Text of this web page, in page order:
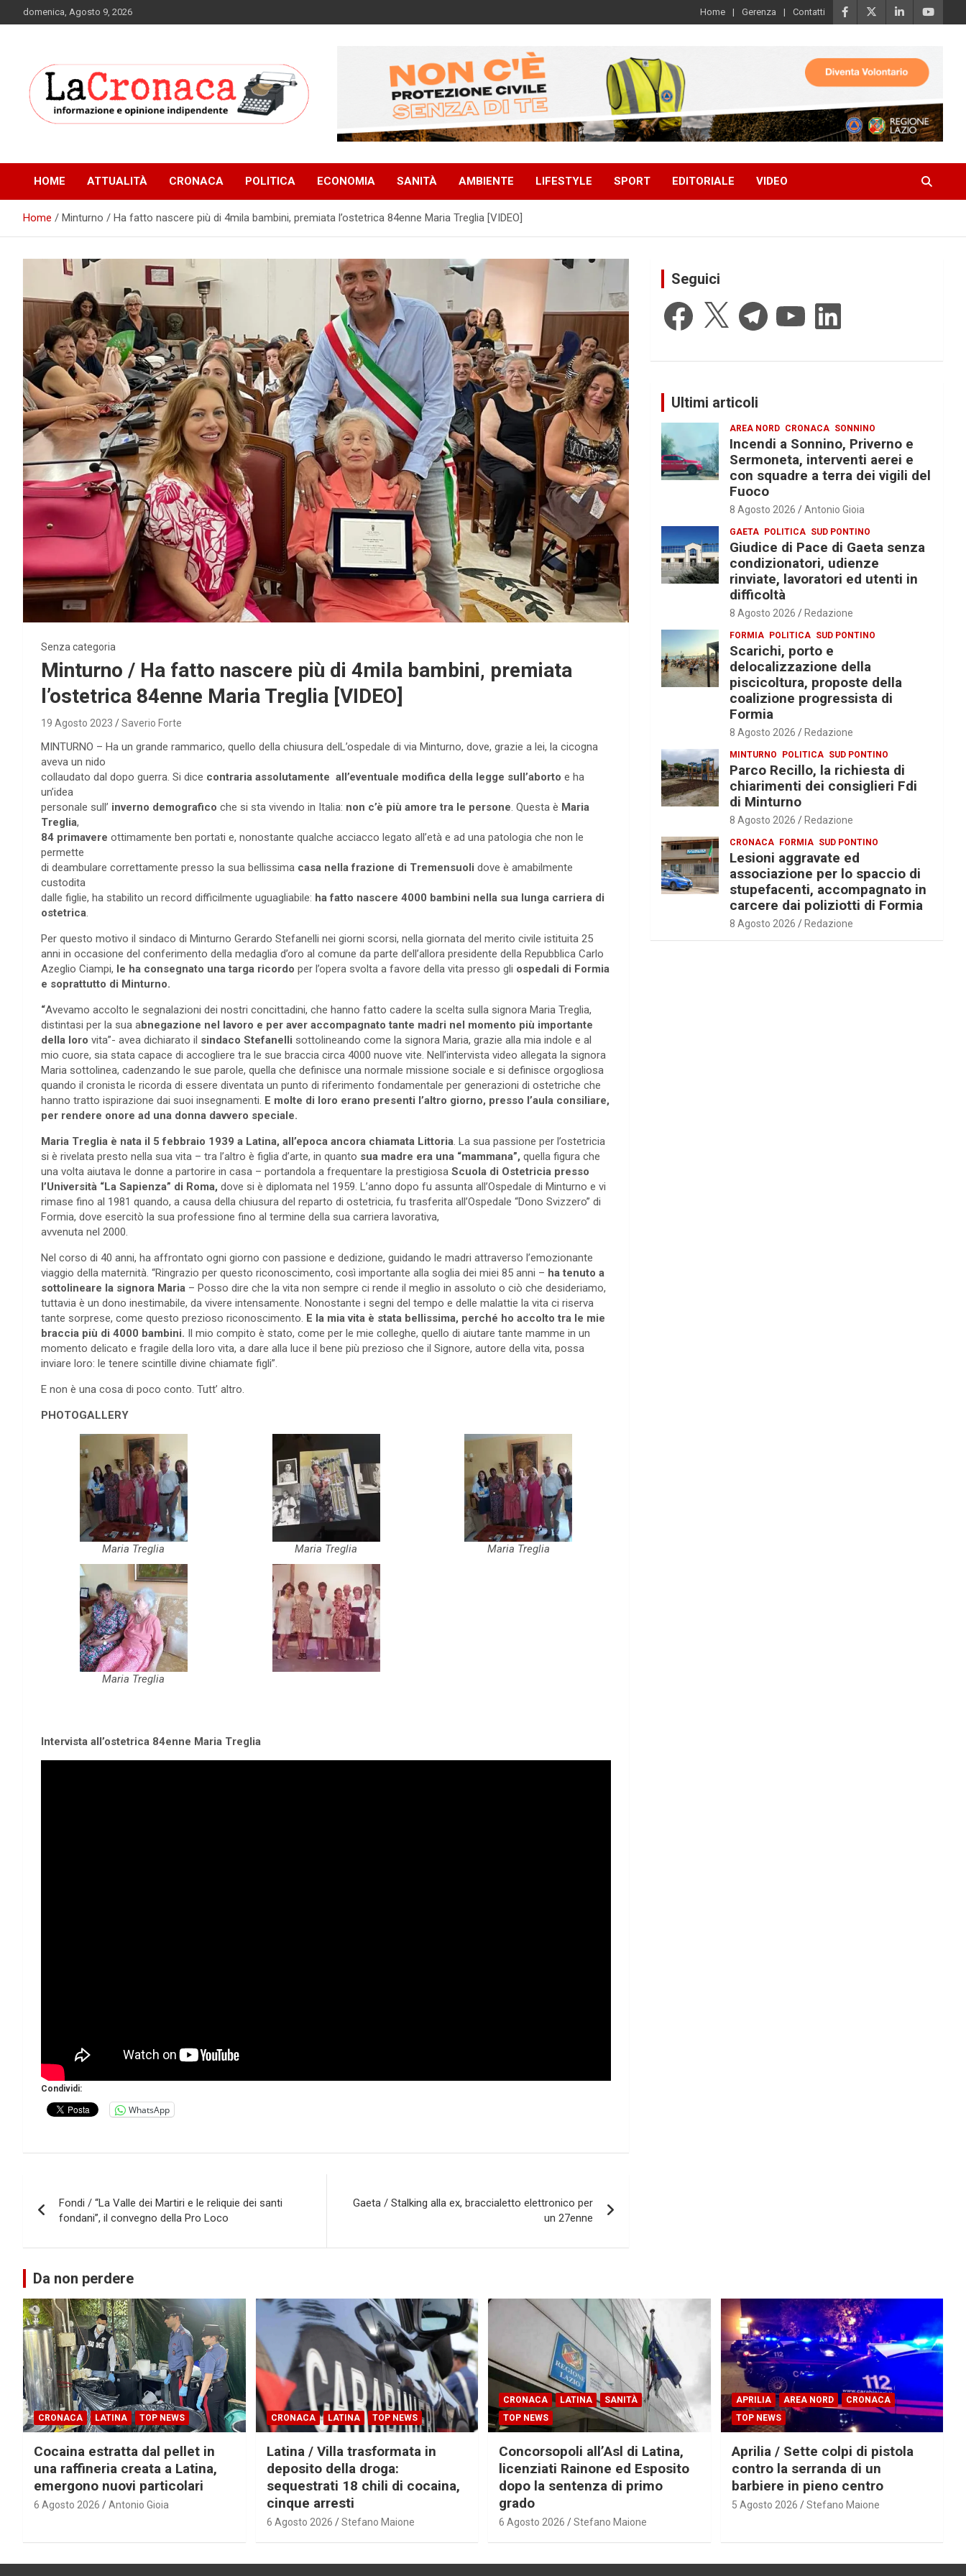
to
domenica, Agosto 9, 2026 Home Gerenza Contatti
HOME ATTUALITÀ CRONACA POLITICA ECONOMIA SANITÀ AMBIENTE LIFESTYLE SPORT EDITORIALE VIDEO
Home Minturno / Ha fatto nascere più di 4mila bambini, premiata l’ostetrica 84enne Maria Treglia [VIDEO]
Senza categoria
Minturno / Ha fatto nascere più di 4mila bambini, premiata
l’ostetrica 84enne Maria Treglia [VIDEO]
19 Agosto 2023 Saverio Forte
MINTURNO – Ha un grande rammarico, quello della chiusura delL’ospedale di via Minturno, dove, grazie a lei, la cicogna
aveva un nido
collaudato dal dopo guerra. Si dice contraria assolutamente all’eventuale modifica della legge sull’aborto e ha
un’idea
personale sull’ inverno demografico che si sta vivendo in Italia: non c’è più amore tra le persone. Questa è Maria
Treglia,
84 primavere ottimamente ben portati e, nonostante qualche acciacco legato all’età e ad una patologia che non le
permette
di deambulare correttamente presso la sua bellissima casa nella frazione di Tremensuoli dove è amabilmente
custodita
dalle figlie, ha stabilito un record difficilmente uguagliabile: ha fatto nascere 4000 bambini nella sua lunga carriera di
ostetrica.
Per questo motivo il sindaco di Minturno Gerardo Stefanelli nei giorni scorsi, nella giornata del merito civile istituita 25
anni in occasione del conferimento della medaglia d’oro al comune da parte dell’allora presidente della Repubblica Carlo
Azeglio Ciampi, le ha consegnato una targa ricordo per l’opera svolta a favore della vita presso gli ospedali di Formia
e soprattutto di Minturno.
“Avevamo accolto le segnalazioni dei nostri concittadini, che hanno fatto cadere la scelta sulla signora Maria Treglia,
distintasi per la sua abnegazione nel lavoro e per aver accompagnato tante madri nel momento più importante
della loro vita”- avea dichiarato il sindaco Stefanelli sottolineando come la signora Maria, grazie alla mia indole e al
mio cuore, sia stata capace di accogliere tra le sue braccia circa 4000 nuove vite. Nell’intervista video allegata la signora
Maria sottolinea, cadenzando le sue parole, quella che definisce una normale missione sociale e si definisce orgogliosa
quando il cronista le ricorda di essere diventata un punto di riferimento fondamentale per generazioni di ostetriche che
hanno tratto ispirazione dai suoi insegnamenti. E molte di loro erano presenti l’altro giorno, presso l’aula consiliare,
per rendere onore ad una donna davvero speciale.
Maria Treglia è nata il 5 febbraio 1939 a Latina, all’epoca ancora chiamata Littoria. La sua passione per l’ostetricia
si è rivelata presto nella sua vita – tra l’altro è figlia d’arte, in quanto sua madre era una “mammana”, quella figura che
una volta aiutava le donne a partorire in casa – portandola a frequentare la prestigiosa Scuola di Ostetricia presso
l’Università “La Sapienza” di Roma, dove si è diplomata nel 1959. L’anno dopo fu assunta all’Ospedale di Minturno e vi
rimase fino al 1981 quando, a causa della chiusura del reparto di ostetricia, fu trasferita all’Ospedale “Dono Svizzero” di
Formia, dove esercitò la sua professione fino al termine della sua carriera lavorativa,
avvenuta nel 2000.
Nel corso di 40 anni, ha affrontato ogni giorno con passione e dedizione, guidando le madri attraverso l’emozionante
viaggio della maternità. “Ringrazio per questo riconoscimento, così importante alla soglia dei miei 85 anni – ha tenuto a
sottolineare la signora Maria – Posso dire che la vita non sempre ci rende il meglio in assoluto o ciò che desideriamo,
tuttavia è un dono inestimabile, da vivere intensamente. Nonostante i segni del tempo e delle malattie la vita ci riserva
tante sorprese, come questo prezioso riconoscimento. E la mia vita è stata bellissima, perché ho accolto tra le mie
braccia più di 4000 bambini. Il mio compito è stato, come per le mie colleghe, quello di aiutare tante mamme in un
momento delicato e fragile della loro vita, a dare alla luce il bene più prezioso che il Signore, autore della vita, possa
inviare loro: le tenere scintille divine chiamate figli”.
E non è una cosa di poco conto. Tutt’ altro.
PHOTOGALLERY
Maria Treglia Maria Treglia Maria Treglia
Maria Treglia
Intervista all’ostetrica 84enne Maria Treglia
Condividi:
WhatsApp
articoli
Fondi / “La Valle dei Martiri e le reliquie dei santi
fondani”, il convegno della Pro Loco
Gaeta / Stalking alla ex, braccialetto elettronico per
un 27enne
Seguici
Facebook
X TelegramYouTube LinkedIn
Ultimi articoli
AREA NORD CRONACA SONNINO
Incendi a Sonnino, Priverno e
Sermoneta, interventi aerei e
con squadre a terra dei vigili del
Fuoco
8 Agosto 2026 Antonio Gioia
GAETA POLITICA SUD PONTINO
Giudice di Pace di Gaeta senza
condizionatori, udienze
rinviate, lavoratori ed utenti in
difficoltà
8 Agosto 2026 Redazione
FORMIA POLITICA SUD PONTINO
Scarichi, porto e
delocalizzazione della
piscicoltura, proposte della
coalizione progressista di
Formia
8 Agosto 2026 Redazione
MINTURNO POLITICA SUD PONTINO
Parco Recillo, la richiesta di
chiarimenti dei consiglieri Fdi
di Minturno
8 Agosto 2026 Redazione
CRONACA FORMIA SUD PONTINO
Lesioni aggravate ed
associazione per lo spaccio di
stupefacenti, accompagnato in
carcere dai poliziotti di Formia
8 Agosto 2026 Redazione
Da non perdere
CRONACA LATINA TOP NEWS
Cocaina estratta dal pellet in
una raffineria creata a Latina,
emergono nuovi particolari
6 Agosto 2026 Antonio Gioia
CRONACA LATINA TOP NEWS
Latina / Villa trasformata in
deposito della droga:
sequestrati 18 chili di cocaina,
cinque arresti
6 Agosto 2026 Stefano Maione
CRONACA LATINA
SANITÀ
TOP NEWS
Concorsopoli all’Asl di Latina,
licenziati Rainone ed Esposito
dopo la sentenza di primo
grado
6 Agosto 2026 Stefano Maione
APRILIA AREA NORD
CRONACA
TOP NEWS
Aprilia / Sette colpi di pistola
contro la serranda di un
barbiere in pieno centro
5 Agosto 2026 Stefano Maione